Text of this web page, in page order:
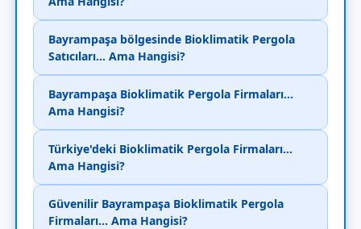
Bayrampaşa bölgesinde Bioklimatik Pergola
Satıcıları... Ama Hangisi?
Bayrampaşa Bioklimatik Pergola Firmaları...
Ama Hangisi?
Türkiye'deki Bioklimatik Pergola Firmaları...
Ama Hangisi?
Güvenilir Bayrampaşa Bioklimatik Pergola
Firmaları... Ama Hangisi?